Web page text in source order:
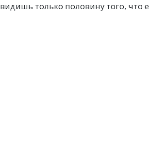
видишь только половину того, что